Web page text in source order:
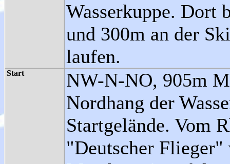
Wasserkuppe. Dort
und 300m an der
laufen.
Start
NW-N-NO, 905m
Nordhang der
Startgelände. Vom
"Deutscher